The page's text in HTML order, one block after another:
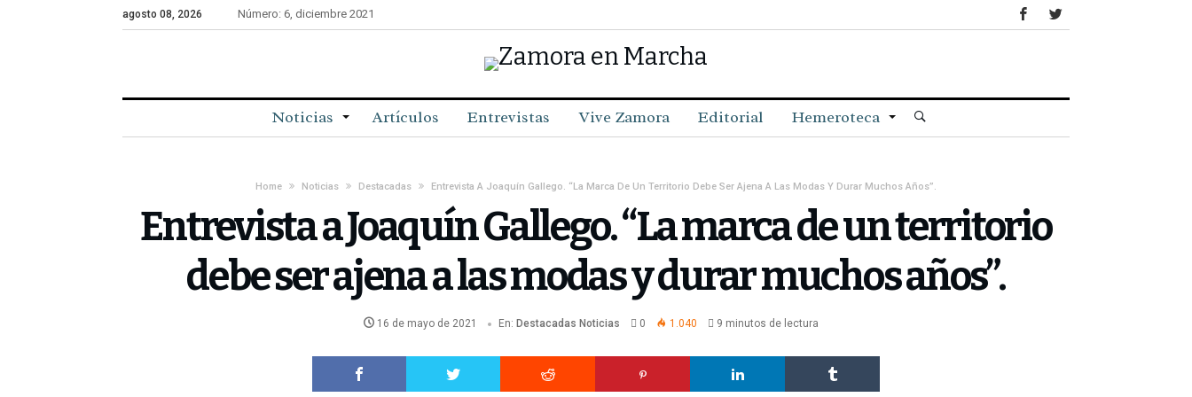
agosto 08, 2026 Número: 6, diciembre 2021
Noticias Artículos Entrevistas Vive Zamora Editorial Hemeroteca
Home Noticias Destacadas Entrevista A Joaquín Gallego. “La Marca De Un Territorio Debe Ser Ajena A Las Modas Y Durar Muchos Años”.
Entrevista a Joaquín Gallego. “La marca de un territorio
debe ser ajena a las modas y durar muchos años”.
16 de mayo de 2021 En: Destacadas Noticias 0 1.040 9 minutos de lectura